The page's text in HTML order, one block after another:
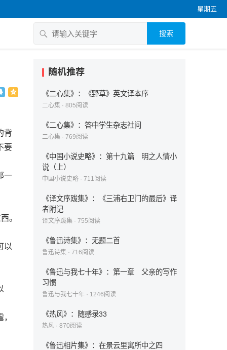
星期五
搜索
背
要
一
。
以
随机推荐
《二心集》：《野草》英文译本序
二心集 · 805阅读
《二心集》：答中学生杂志社问
二心集 · 769阅读
《中国小说史略》：第十九篇 明之人情小
说（上）
中国小说史略 · 711阅读
《译文序跋集》：《三浦右卫门的最后》译
者附记
译文序跋集 · 755阅读
《鲁迅诗集》：无题二首
鲁迅诗集 · 716阅读
《鲁迅与我七十年》：第一章 父亲的写作
习惯
鲁迅与我七十年 · 1246阅读
《热风》：随感录33
热风 · 870阅读
《鲁迅相片集》：在景云里寓所中之四